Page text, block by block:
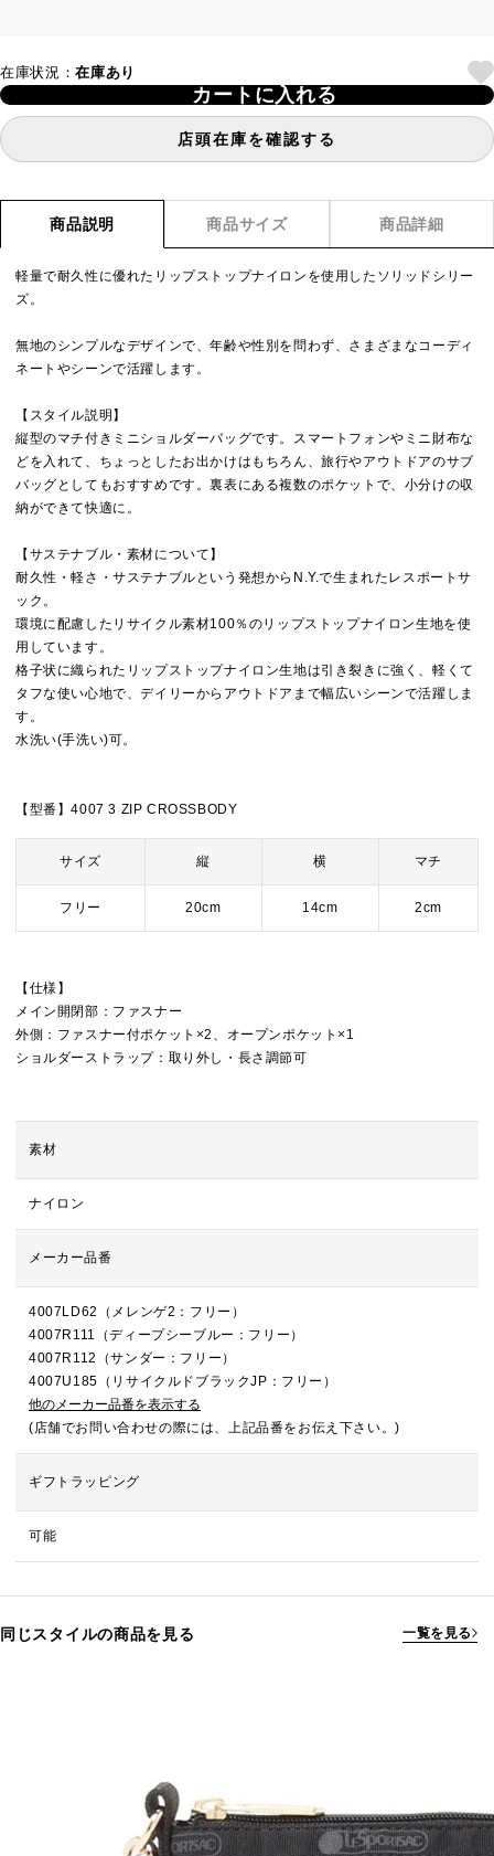
在庫状況：在庫あり
カートに入れる
店頭在庫を確認する
商品説明 商品サイズ 商品詳細
軽量で耐久性に優れたリップストップナイロンを使用したソリッドシリー
ズ。
無地のシンプルなデザインで、年齢や性別を問わず、さまざまなコーディ
ネートやシーンで活躍します。
【スタイル説明】
縦型のマチ付きミニショルダーバッグです。スマートフォンやミニ財布な
どを入れて、ちょっとしたお出かけはもちろん、旅行やアウトドアのサブ
バッグとしてもおすすめです。裏表にある複数のポケットで、小分けの収
納ができて快適に。
【サステナブル・素材について】
耐久性・軽さ・サステナブルという発想からN.Y.で生まれたレスポートサ
ック。
環境に配慮したリサイクル素材100％のリップストップナイロン生地を使
用しています。
格子状に織られたリップストップナイロン生地は引き裂きに強く、軽くて
タフな使い心地で、デイリーからアウトドアまで幅広いシーンで活躍しま
す。
水洗い(手洗い)可。
【型番】4007 3 ZIP CROSSBODY
サイズ 縦 横 マチ
フリー 20cm 14cm 2cm
【仕様】
メイン開閉部：ファスナー
外側：ファスナー付ポケット×2、オープンポケット×1
ショルダーストラップ：取り外し・長さ調節可
素材
ナイロン
メーカー品番
4007LD62（メレンゲ2：フリー）
4007R111（ディープシーブルー：フリー）
4007R112（サンダー：フリー）
4007U185（リサイクルドブラックJP：フリー）
他のメーカー品番を表示する
(店舗でお問い合わせの際には、上記品番をお伝え下さい。)
ギフトラッピング
可能
同じスタイルの商品を見る 一覧を見る